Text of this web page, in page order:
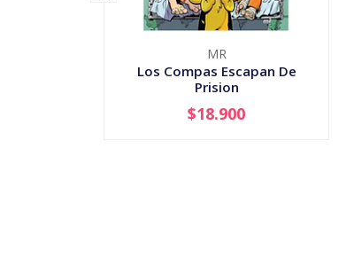
MR
Los Compas Escapan De
Prision
+
$18.900